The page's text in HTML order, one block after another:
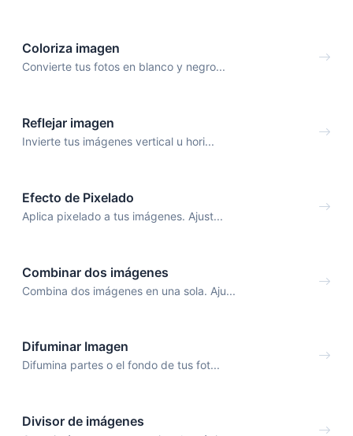
Coloriza imagen
Convierte tus fotos en blanco y negro...
Reflejar imagen
Invierte tus imágenes vertical u hori...
Efecto de Pixelado
Aplica pixelado a tus imágenes. Ajust...
Combinar dos imágenes
Combina dos imágenes en una sola. Aju...
Difuminar Imagen
Difumina partes o el fondo de tus fot...
Divisor de imágenes